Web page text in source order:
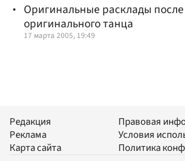
Оригинальные расклады после
оригинального танца
17 марта 2005, 19:49
Редакция
Реклама
Карта сайта
Правовая
Условия
Политика